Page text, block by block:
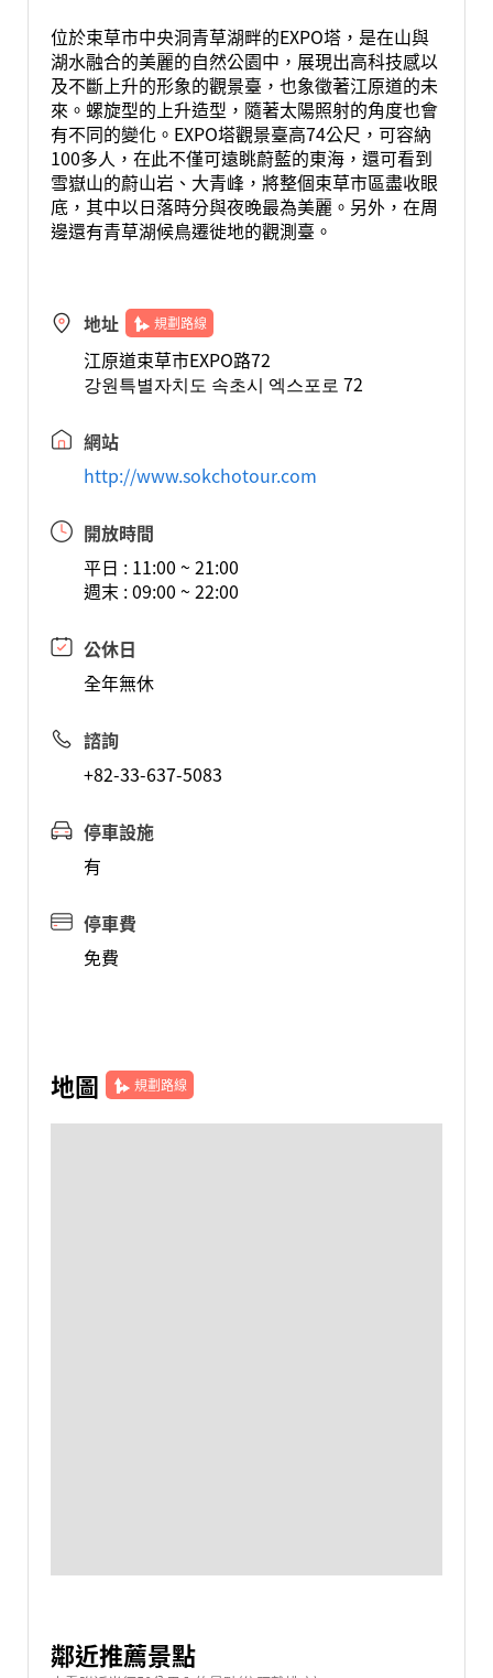
位於束草市中央洞青草湖畔的EXPO塔，是在山與
湖水融合的美麗的自然公園中，展現出高科技感以
及不斷上升的形象的觀景臺，也象徵著江原道的未
來。螺旋型的上升造型，隨著太陽照射的角度也會
有不同的變化。EXPO塔觀景臺高74公尺，可容納
100多人，在此不僅可遠眺蔚藍的東海，還可看到
雪嶽山的蔚山岩、大青峰，將整個束草市區盡收眼
底，其中以日落時分與夜晚最為美麗。另外，在周
邊還有青草湖候鳥遷徙地的觀測臺。
地址 規劃路線
江原道束草市EXPO路72
강원특별자치도 속초시 엑스포로 72
網站
http://www.sokchotour.com
開放時間
平日 : 11:00 ~ 21:00
週末 : 09:00 ~ 22:00
公休日
全年無休
諮詢
+82-33-637-5083
停車設施
有
停車費
免費
地圖 規劃路線
鄰近推薦景點